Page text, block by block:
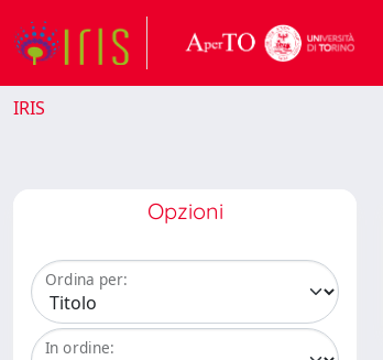
IRIS
Opzioni
Ordina per:
In ordine: